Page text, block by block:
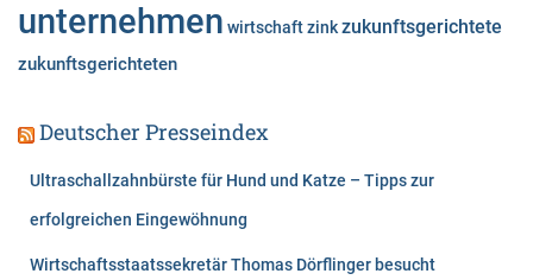
unternehmen wirtschaftzinkzukunftsgerichtete
zukunftsgerichteten
Deutscher Presseindex
Ultraschallzahnbürste für Hund und Katze – Tipps zur
erfolgreichen Eingewöhnung
Wirtschaftsstaatssekretär Thomas Dörflinger besucht